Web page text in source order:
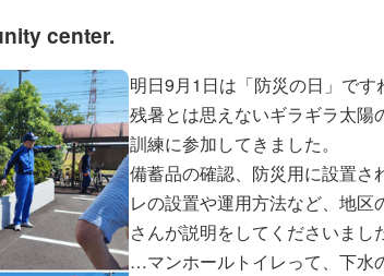
center.
明日9月1日は「防災の日」です
残暑とは思えないギラギラ太陽
訓練に参加してきました。
備蓄品の確認、防災用に設置さ
レの設置や運用方法など、地区
さんが説明をしてくださいまし
…マンホールトイレって、下水